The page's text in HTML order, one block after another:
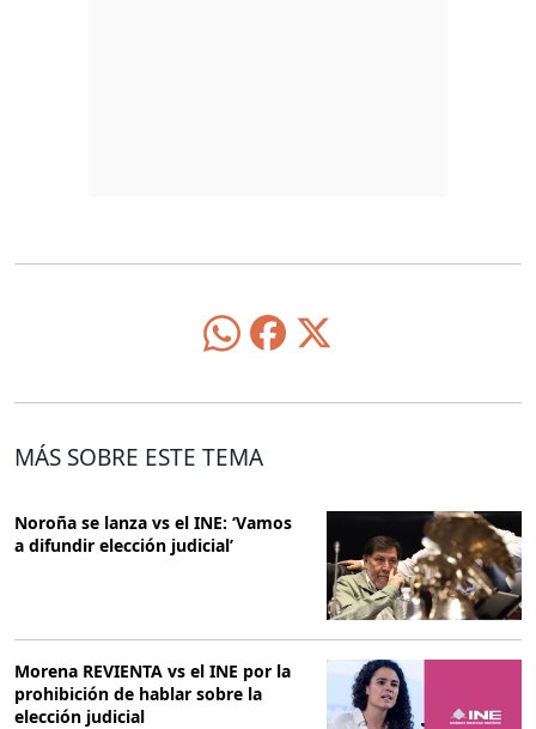
MÁS SOBRE ESTE TEMA
Noroña se lanza vs el INE: ‘Vamos
a difundir elección judicial’
Morena REVIENTA vs el INE por la
prohibición de hablar sobre la
elección judicial